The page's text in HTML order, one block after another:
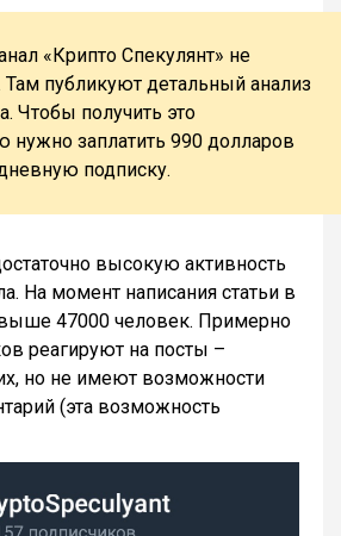
«Крипто Спекулянт» не
Там публикуют детальный анализ
Чтобы получить это
заплатить 990 долларов
подписку.
высокую активность
На момент написания статьи в
47000 человек. Примерно
реагируют на посты –
но не имеют возможности
(эта возможность